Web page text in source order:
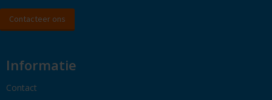
Contacteer ons
Informatie
Contact